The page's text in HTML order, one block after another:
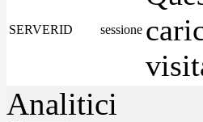
SERVERID sessione
Analitici